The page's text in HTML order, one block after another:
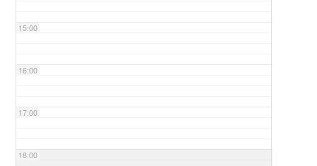
15:00
16:00
17:00
18:00